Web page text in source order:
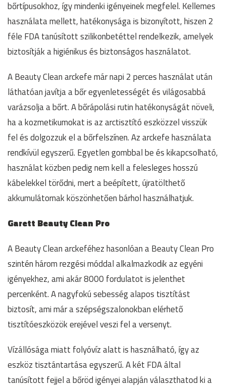
bőrtípusokhoz, így mindenki igényeinek megfelel. Kellemes
használata mellett, hatékonysága is bizonyított, hiszen 2
féle FDA tanúsított szilikonbetéttel rendelkezik, amelyek
biztosítják a higiénikus és biztonságos használatot.
A Beauty Clean arckefe már napi 2 perces használat után
láthatóan javítja a bőr egyenletességét és világosabbá
varázsolja a bőrt. A bőrápolási rutin hatékonyságát növeli,
ha a kozmetikumokat is az arctisztító eszközzel visszük
fel és dolgozzuk el a bőrfelszínen. Az arckefe használata
rendkívül egyszerű. Egyetlen gombbal be és kikapcsolható,
használat közben pedig nem kell a felesleges hosszú
kábelekkel törődni, mert a beépített, újratölthető
akkumulátornak köszönhetően bárhol használhatjuk.
Garett Beauty Clean Pro
A Beauty Clean arckeféhez hasonlóan a Beauty Clean Pro
szintén három rezgési móddal alkalmazkodik az egyéni
igényekhez, ami akár 8000 fordulatot is jelenthet
percenként. A nagyfokú sebesség alapos tisztítást
biztosít, ami már a szépségszalonokban elérhető
tisztítóeszközök erejével veszi fel a versenyt.
Vízállósága miatt folyóvíz alatt is használható, így az
eszköz tisztántartása egyszerű. A két FDA által
tanúsított fejjel a bőröd igényei alapján választhatod ki a